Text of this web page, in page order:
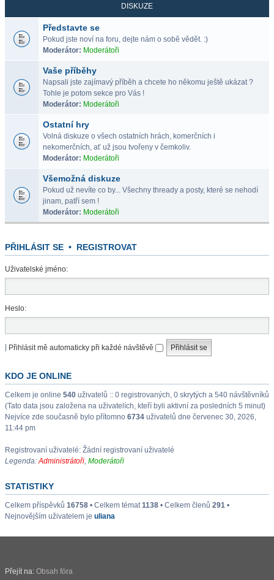
DISKUZE
Představte se
Pokud jste noví na foru, dejte nám o sobě vědět. :)
Moderátor: Moderátoři
Vaše příběhy
Napsali jste zajímavý příběh a chcete ho někomu ještě ukázat ?
Tohle je potom sekce pro Vás !
Moderátor: Moderátoři
Ostatní hry
Volná diskuze o všech ostatních hrách, komerčních i
nekomerčních, ať už jsou tvořeny v čemkoliv.
Moderátor: Moderátoři
Všemožná diskuze
Pokud už nevíte co by... Všechny thready a posty, které se nehodí
jinam, patří sem !
Moderátor: Moderátoři
PŘIHLÁSIT SE • REGISTROVAT
Uživatelské jméno:
Heslo:
Přihlásit mě automaticky při každé návštěvě
KDO JE ONLINE
Celkem je online 540 uživatelů :: 0 registrovaných, 0 skrytých a 540 návštěvníků
(Tato data jsou založena na uživatelích, kteří byli aktivní za posledních 5 minut)
Nejvíce zde současně bylo přítomno 6734 uživatelů dne červenec 30, 2026,
11:44 pm
Registrovaní uživatelé: Žádní registrovaní uživatelé
Legenda:Administrátoři, Moderátoři
STATISTIKY
Celkem příspěvků 16758 • Celkem témat1138 • Celkem členů 291 •
Nejnovějším uživatelem je uliana
Přejít na: Obsah fóra